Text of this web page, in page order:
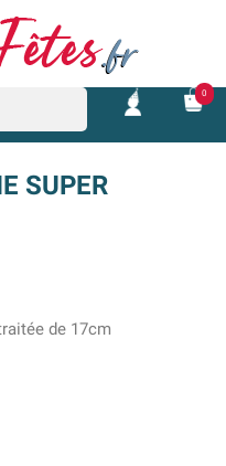
0
SUPER
de 17cm